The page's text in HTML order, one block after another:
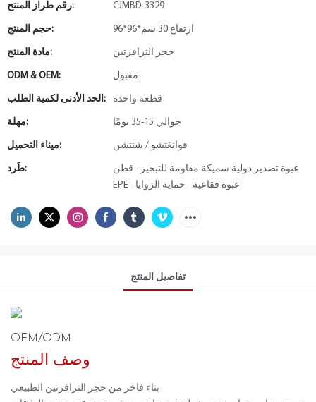
رقم طراز المنتج: CJMBD-3329
حجم المنتج: 96*96*ارتفاع 30 سم
مادة المنتج: حجر الترافرتين
ODM & OEM: مقبول
الحد الأدنى لكمية الطلب: قطعة واحدة
مهلة: حوالي 15-35 يومًا
ميناء التحميل: قوانغتشو / شنتشن
طَرد:
عبوة تصدير دولية سميكة مقاومة للتبخير - قطن
EPE - عبوة فقاعية - حماية الزوايا
تفاصيل المنتج
OEM/ODM
وصف المنتج
بناء فاخر من حجر الترافرتين الطبيعي